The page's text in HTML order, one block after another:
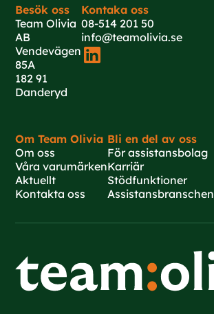
Besök oss
Team Olivia
AB
Vendevägen
85A
182 91
Danderyd
Kontaka oss
08-514 201 50
info@teamolivia.se
Om Team Olivia
Om oss
Våra varumärken
Aktuellt
Kontakta oss
Bli en del av oss
För assistansbolag
Karriär
Stödfunktioner
Assistansbranschen